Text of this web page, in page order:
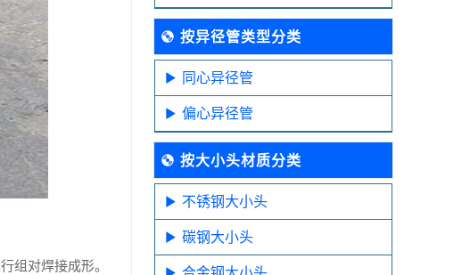
组对焊接成形。
按异径管类型分类
同心异径管
偏心异径管
按大小头材质分类
不锈钢大小头
碳钢大小头